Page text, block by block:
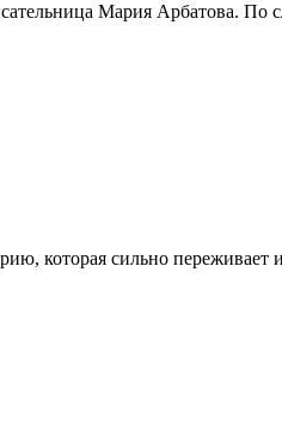
Мария Арбатова.
которая сильно переживает